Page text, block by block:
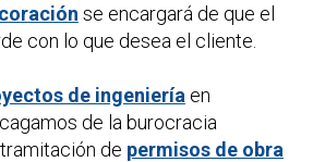
se encargará de que el
con lo que desea el cliente.
de ingeniería en
de la burocracia
de permisos de obra